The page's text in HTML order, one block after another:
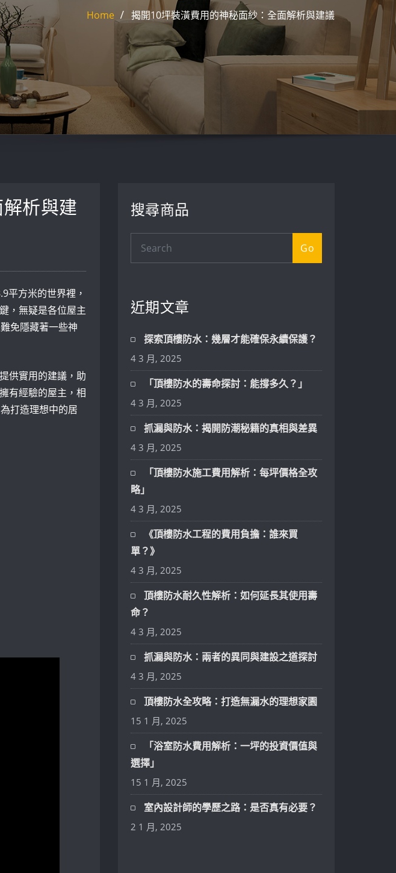
Home 揭開10坪裝潢費用的神秘面紗：全面解析與建議
析與建
平方米的世界裡，
，無疑是各位屋主
免隱藏著一些神
供實用的建議，助
有經驗的屋主，相
打造理想中的居
搜尋商品
Go
近期文章
探索頂樓防水：幾層才能確保永續保護？
4 3 月, 2025
「頂樓防水的壽命探討：能撐多久？」
4 3 月, 2025
抓漏與防水：揭開防潮秘籍的真相與差異
4 3 月, 2025
「頂樓防水施工費用解析：每坪價格全攻
略」
4 3 月, 2025
《頂樓防水工程的費用負擔：誰來買
單？》
4 3 月, 2025
頂樓防水耐久性解析：如何延長其使用壽
命？
4 3 月, 2025
抓漏與防水：兩者的異同與建設之道探討
4 3 月, 2025
頂樓防水全攻略：打造無漏水的理想家園
15 1 月, 2025
「浴室防水費用解析：一坪的投資價值與
選擇」
15 1 月, 2025
室內設計師的學歷之路：是否真有必要？
2 1 月, 2025